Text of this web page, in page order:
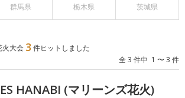
群馬県 栃木県 茨城県
火大会 3 件ヒットしました
全 3 件中 1 〜 3 件
HANABI (マリーンズ花火)